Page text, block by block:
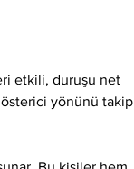
etkili, duruşu net
yönünü takip